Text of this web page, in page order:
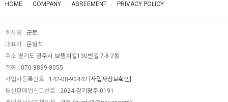
HOME COMPANY AGREEMENT PRIVACY POLICY
회사명 : 군토
대표자 : 문형석
주소 경기도 광주시 보뚱치길130번길 7-8 2동
전화 : 070-8899-8055
사업자등록번호 : 142-08-90442 [사업자정보확인]
통신판매업신고번호 : 2024-경기광주-0191